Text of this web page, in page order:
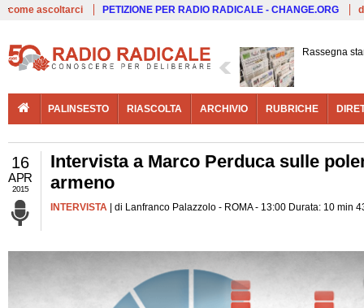
come ascoltarci PETIZIONE PER RADIO RADICALE - CHANGE.ORG
Rassegna
PALINSESTO RIASCOLTA ARCHIVIO RUBRICHE
16
APR
2015
Intervista a Marco Perduca sulle
armeno
INTERVISTA | di Lanfranco Palazzolo - ROMA - 13:00 Durata: 10 min